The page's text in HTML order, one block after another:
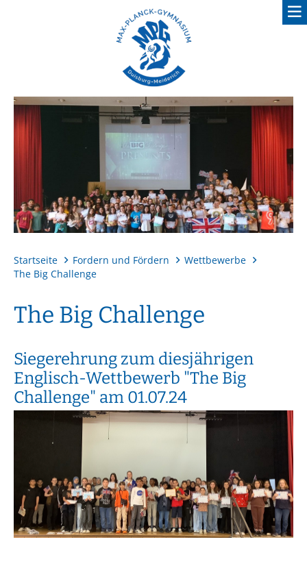
Fordern und Fördern
Startseite Fordern und Fördern
Wettbewerbe
The Big Challenge
The Big Challenge
Siegerehrung zum diesjährigen
Englisch-Wettbewerb "The Big
Challenge" am 01.07.24